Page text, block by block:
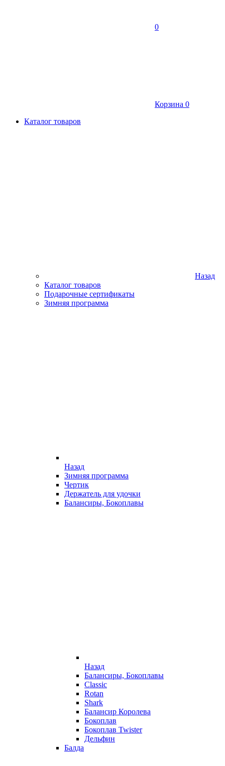
0
Корзина 0
Каталог товаров
Назад
Каталог товаров
Подарочные сертификаты
Зимняя программа
Назад
Зимняя программа
Чертик
Держатель для удочки
Балансиры, Бокоплавы
Назад
Балансиры, Бокоплавы
Classic
Rotan
Shark
Балансир Королева
Бокоплав
Бокоплав Twister
Дельфин
Балда